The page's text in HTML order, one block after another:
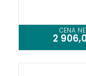
CENA
2